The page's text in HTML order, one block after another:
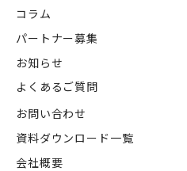
コラム
パートナー募集
お知らせ
よくあるご質問
お問い合わせ
資料ダウンロード一覧
会社概要